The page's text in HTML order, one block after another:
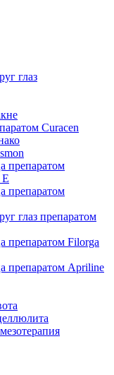
глаз
Curacen
препаратом
препаратом
глаз препаратом
препаратом Filorga
препаратом Apriline